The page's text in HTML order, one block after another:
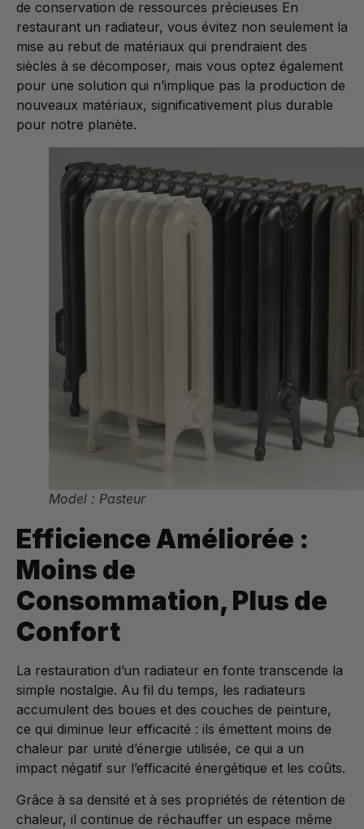
de conservation de ressources précieuses En
restaurant un radiateur, vous évitez non seulement la
mise au rebut de matériaux qui prendraient des
siècles à se décomposer, mais vous optez également
pour une solution qui n’implique pas la production de
nouveaux matériaux, significativement plus durable
pour notre planète.
Model : Pasteur
Efficience Améliorée :
Moins de
Consommation, Plus de
Confort
La restauration d’un radiateur en fonte transcende la
simple nostalgie. Au fil du temps, les radiateurs
accumulent des boues et des couches de peinture,
ce qui diminue leur efficacité : ils émettent moins de
chaleur par unité d’énergie utilisée, ce qui a un
impact négatif sur l’efficacité énergétique et les coûts.
Grâce à sa densité et à ses propriétés de rétention de
chaleur, il continue de réchauffer un espace même